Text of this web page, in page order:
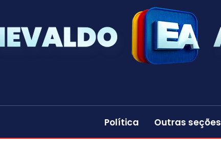
Política Outras seções